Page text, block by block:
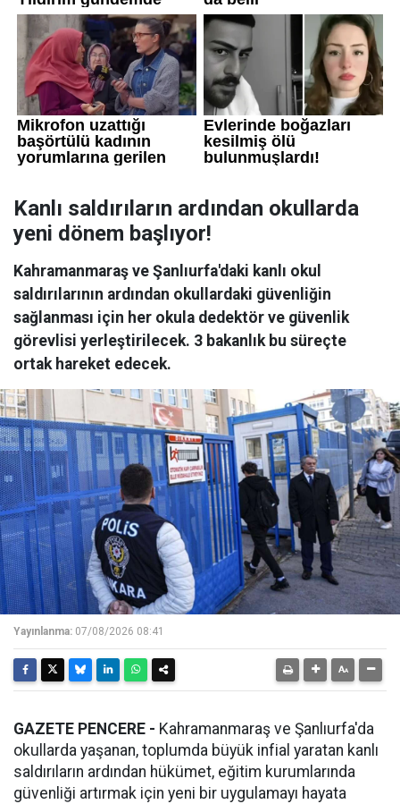
Kanlı saldırıların ardından okullarda
yeni dönem başlıyor!
Kahramanmaraş ve Şanlıurfa'daki kanlı okul
saldırılarının ardından okullardaki güvenliğin
sağlanması için her okula dedektör ve güvenlik
görevlisi yerleştirilecek. 3 bakanlık bu süreçte
ortak hareket edecek.
Yayınlanma: 07/08/2026 08:41
GAZETE PENCERE - Kahramanmaraş ve Şanlıurfa'da
okullarda yaşanan, toplumda büyük infial yaratan kanlı
saldırıların ardından hükümet, eğitim kurumlarında
güvenliği artırmak için yeni bir uygulamayı hayata